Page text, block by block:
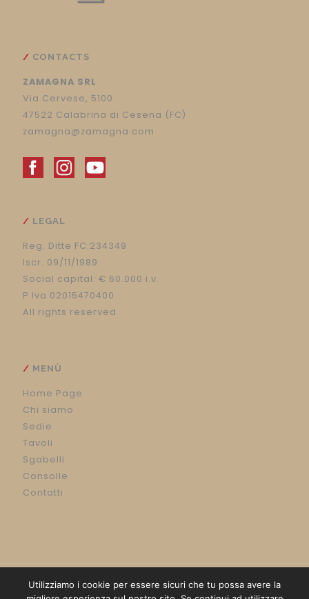
CONTACTS
ZAMAGNA SRL
Via Cervese, 5100
47522 Calabrina di Cesena (FC)
zamagna@zamagna.com
LEGAL
Reg. Ditte FC:234349
Iscr. 09/11/1989
Social capital: € 60.000 i.v.
P.Iva 02015470400
All rights reserved
MENÙ
Home Page
Chi siamo
Sedie
Tavoli
Sgabelli
Consolle
Contatti
Utilizziamo i cookie per essere sicuri che tu possa avere la